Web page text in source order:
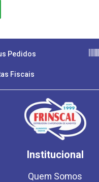
Pedidos
Fiscais
Institucional
Quem Somos